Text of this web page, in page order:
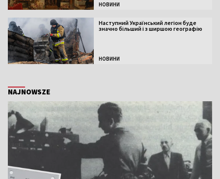
НОВИНИ
Наступний Український легіон буде
значно більший і з ширшою географію
НОВИНИ
NAJNOWSZE